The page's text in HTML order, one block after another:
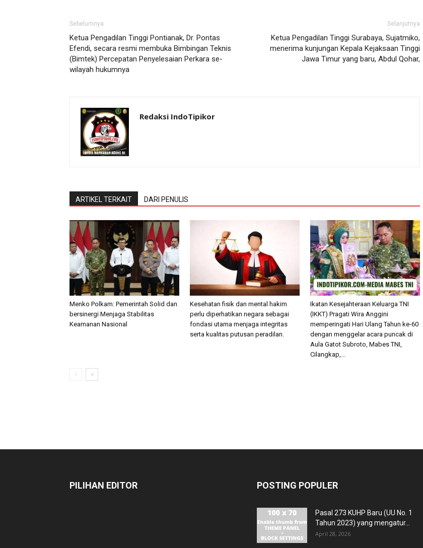
Sebelumnya
Ketua Pengadilan Tinggi Pontianak, Dr. Pontas
Efendi, secara resmi membuka Bimbingan Teknis
(Bimtek) Percepatan Penyelesaian Perkara se-
wilayah hukumnya
Selanjutnya
Ketua Pengadilan Tinggi Surabaya, Sujatmiko,
menerima kunjungan Kepala Kejaksaan Tinggi
Jawa Timur yang baru, Abdul Qohar,
Redaksi IndoTipikor
ARTIKEL TERKAIT DARI PENULIS
Menko Polkam: Pemerintah Solid dan
bersinergi Menjaga Stabilitas
Keamanan Nasional
Kesehatan fisik dan mental hakim
perlu diperhatikan negara sebagai
fondasi utama menjaga integritas
serta kualitas putusan peradilan.
Ikatan Kesejahteraan Keluarga TNI
(IKKT) Pragati Wira Anggini
memperingati Hari Ulang Tahun ke-60
dengan menggelar acara puncak di
Aula Gatot Subroto, Mabes TNI,
Cilangkap,...
PILIHAN EDITOR POSTING POPULER
Pasal 273 KUHP Baru (UU No. 1
Tahun 2023) yang mengatur...
April 28, 2026